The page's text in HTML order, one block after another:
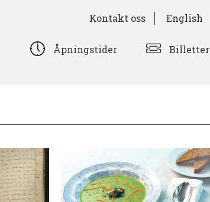
Kontakt oss English
Åpningstider Billetter